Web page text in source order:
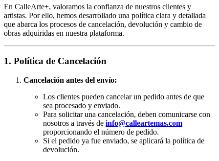
En CalleArte+, valoramos la confianza de nuestros clientes y
artistas. Por ello, hemos desarrollado una política clara y detallada
que abarca los procesos de cancelación, devolución y cambio de
obras adquiridas en nuestra plataforma.
1. Política de Cancelación
Cancelación antes del envío:
Los clientes pueden cancelar un pedido antes de que
sea procesado y enviado.
Para solicitar una cancelación, deben comunicarse con
nosotros a través de info@calleartemas.com
proporcionando el número de pedido.
Si el pedido ya fue enviado, se aplicará la política de
devolución.